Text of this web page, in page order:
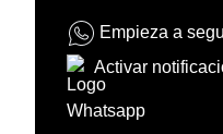
Empieza a
Activar